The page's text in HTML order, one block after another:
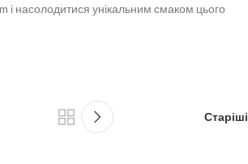
насолодитися унікальним смаком цього
Старіші